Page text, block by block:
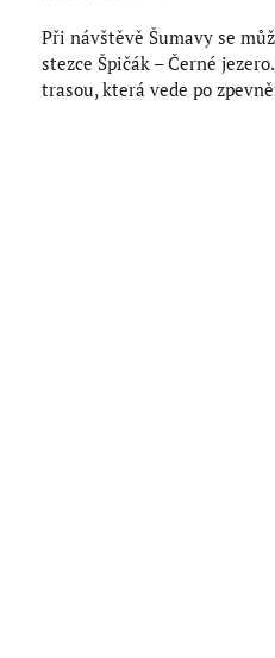
Při návštěvě Šumavy se
stezce Špičák – Černé
trasou, která vede po